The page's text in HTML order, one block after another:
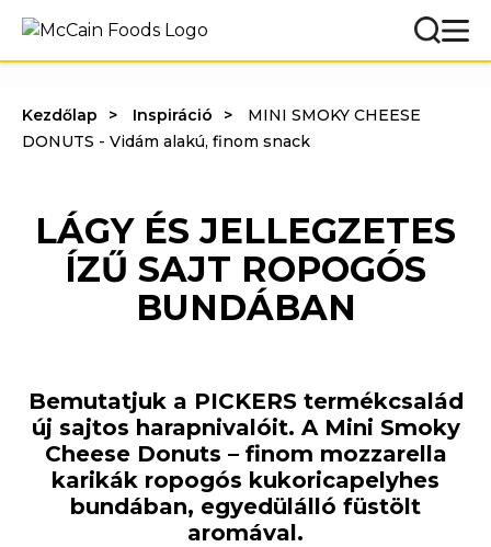
Kezdőlap Inspiráció
MINI SMOKY CHEESE
DONUTS - Vidám alakú, finom snack
LÁGY ÉS JELLEGZETES
ÍZŰ SAJT ROPOGÓS
BUNDÁBAN
Bemutatjuk a PICKERS termékcsalád
új sajtos harapnivalóit. A Mini Smoky
Cheese Donuts – finom mozzarella
karikák ropogós kukoricapelyhes
bundában, egyedülálló füstölt
aromával.